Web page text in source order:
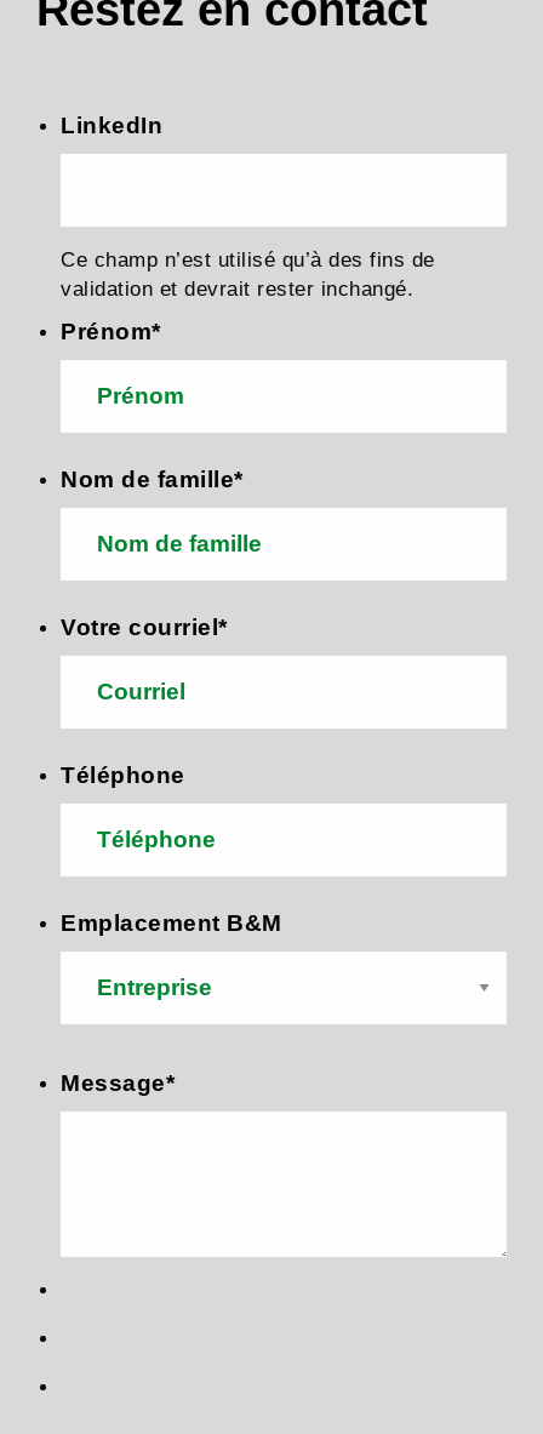
LinkedIn
Ce champ n’est utilisé qu’à des fins de
validation et devrait rester inchangé.
Prénom*
Nom de famille*
Votre courriel *
Téléphone
Emplacement B&M
Message*